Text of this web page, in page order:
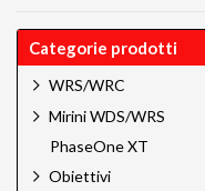
Categorie prodotti
WRS/WRC
Mirini WDS/WRS
PhaseOne XT
Obiettivi